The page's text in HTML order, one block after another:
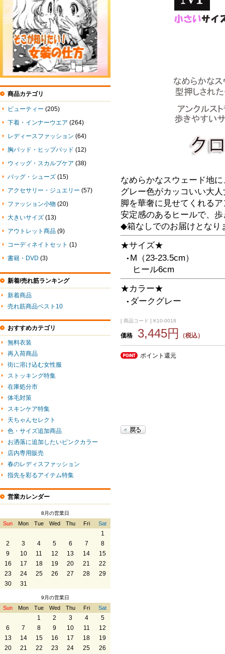
なめらかなスウェード地
グレー色がカッコいい大
脚を華奢に見せてくれる
安定感のあるヒールで、
◆箱なしでのお届けとなり
★サイズ★
● M（23-23.5cm）
ヒール6cm
★カラー★
● ダークグレー
[ 商品コード ] K10-0018
価格 3,445円 （税込）
ポイント還元
商品カテゴリ
ビューティー (205)
下着・インナーウエア (264)
レディースファッション (64)
胸パッド・ヒップパッド (12)
ウィッグ・スカルプケア (38)
バッグ・シューズ (15)
アクセサリー・ジュエリー (57)
ファッション小物 (20)
大きいサイズ (13)
アウトレット商品 (9)
コーディネイトセット (1)
書籍・DVD (3)
新着/売れ筋ランキング
新着商品
売れ筋商品ベスト10
おすすめカテゴリ
無料衣装
再入荷商品
街に溶け込む女性服
ストッキング特集
在庫処分市
体毛対策
スキンケア特集
天ちゃんセレクト
色・サイズ追加商品
お洒落に追加したいピンクカラー
店内専用販売
春のレディスファッション
指先を彩るアイテム特集
営業カレンダー
8月の営業日
Sun Mon Tue Wed Thu Fri Sat
1
2
3 4 5 6 7
8
9
10 11 12 13 14
15
16
17 18 19 20 21
22
23
24 25 26 27 28
29
30
31
9月の営業日
Sun Mon Tue Wed Thu Fri Sat
1 2 3 4
5
6
7 8 9 10 11
12
13
14 15 16 17 18
19
20
21 22 23 24 25
26